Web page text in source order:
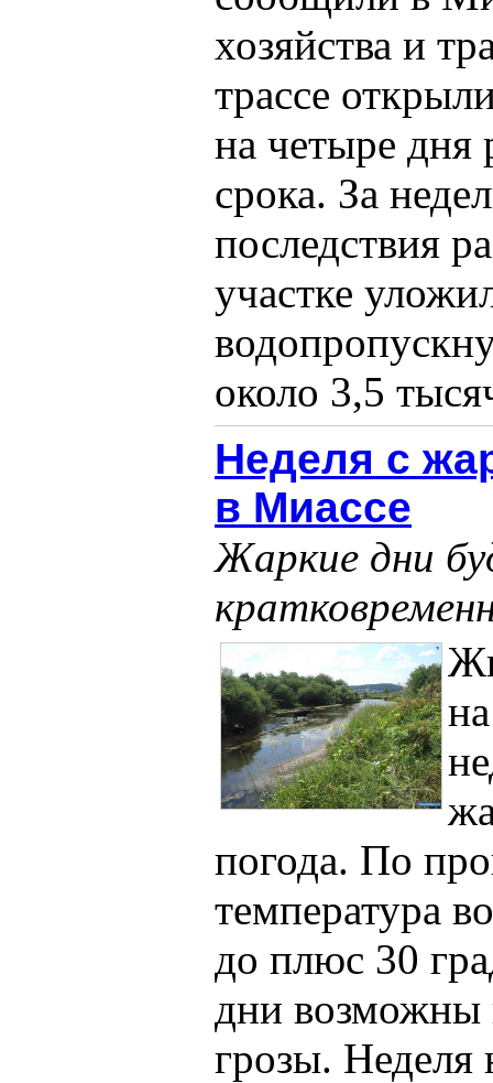
хозяйства и
трассе
на четыре дня
срока. За
последствия
участке
около 3,5
Неделя с
в Миассе
Жаркие дни
погода. По
температура
до плюс 30
дни возможны
грозы. Неделя